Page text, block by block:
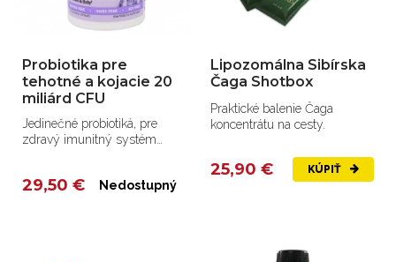
Probiotika pre
tehotné a kojacie 20
miliárd CFU
Jedinečné probiotiká, pre
zdravý imunitný systém
29,50 € Nedostupný
Lipozomálna Sibírska
Čaga Shotbox
Praktické balenie Čaga
koncentrátu na cesty.
25,90 € KÚPIŤ